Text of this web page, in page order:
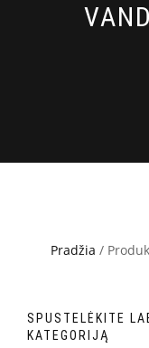
Pradžia /
SPUSTELĖKITE
KATEGORIJĄ